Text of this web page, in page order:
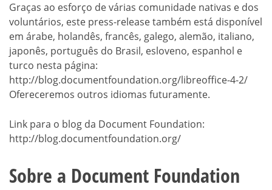
Graças ao esforço de várias comunidade nativas e dos
voluntários, este press-release também está disponível
em árabe, holandês, francês, galego, alemão, italiano,
japonês, português do Brasil, esloveno, espanhol e
turco nesta página:
http://blog.documentfoundation.org/libreoffice-4-2/
Ofereceremos outros idiomas futuramente.
Link para o blog da Document Foundation:
http://blog.documentfoundation.org/
Sobre a Document Foundation